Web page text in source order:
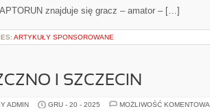
znajduje się gracz – amator – […]
ARTYKUŁY SPONSOROWANE
I SZCZECIN
ADMIN GRU - 20 - 2025 MOŻLIWOŚĆ